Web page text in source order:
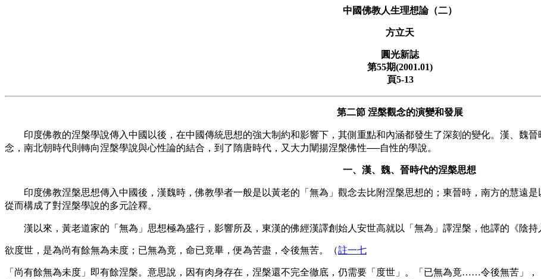
中國佛教人生理想論（二）
方立天
圓光新誌
第55期(2001.01)
頁5-13
第二節 涅槃觀念的演變和發展
印度佛教的涅槃學說傳入中國以後，在中國傳統思想的強大制約和影響下，其側重點和內涵都發生了深刻的變化。漢、魏
念，南北朝時代則轉向涅槃學說與心性論的結合，到了隋唐時代，又大力闡揚涅槃佛性──自性的學說。
一、漢、魏、晉時代的涅槃思想
印度佛教涅槃思想傳入中國後，漢魏時，佛教學者一般是以黃老的「無為」觀念去比附涅槃思想的；東晉時，南方的慧遠是
從而構成了對涅槃學說的多元詮釋。
漢以來，黃老道家的「無為」思想極為盛行，影響所及，東漢的佛經漢譯創始人安世高就以「無為」譯涅槃，他譯的《陰持
欲度世，是為尚有餘無為未度；已無為竟，命已竟畢，便為苦盡，令後無苦。（註一七
「尚有餘無為未度」即有餘涅槃。意思說，因有肉身存在，涅槃還不完全徹底，仍需要「度世」。「已無為竟……令後無苦」